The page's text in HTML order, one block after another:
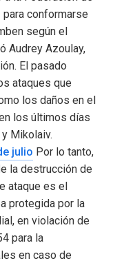
conformarse
según el
Audrey Azoulay,
El pasado
ataques que
los daños en el
los últimos días
Mikolaiv.
julio Por lo tanto,
la destrucción de
ataque es el
protegida por la
en violación de
para la
en caso de